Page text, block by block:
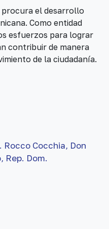
procura el desarrollo
Como entidad
esfuerzos para lograr
contribuir de manera
de la ciudadanía.
Rocco Cocchia, Don
Rep. Dom.